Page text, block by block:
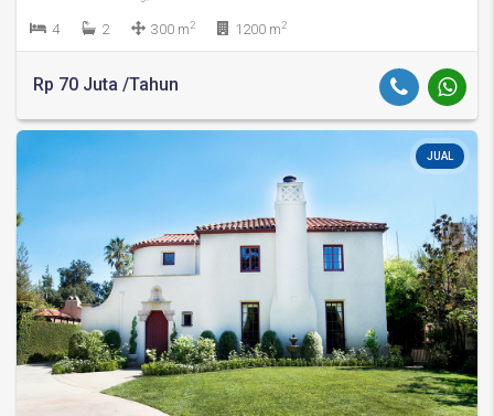
4 2 300 m2 1200 m2
Rp 70 Juta /Tahun
JUAL